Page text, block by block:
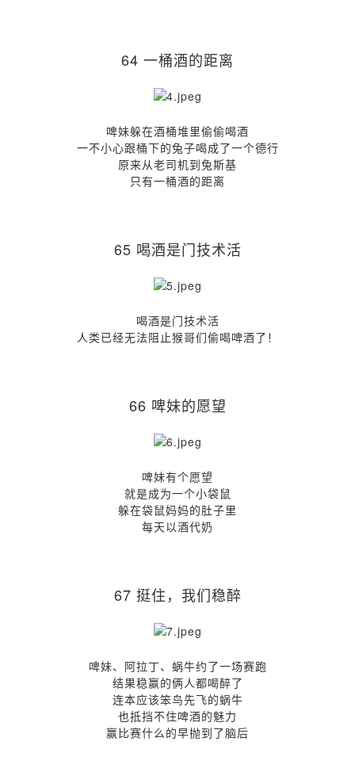
64 一桶酒的距离
啤妹躲在酒桶堆里偷偷喝酒
一不小心跟桶下的兔子喝成了一个德行
原来从老司机到兔斯基
只有一桶酒的距离
65 喝酒是门技术活
喝酒是门技术活
人类已经无法阻止猴哥们偷喝啤酒了！
66 啤妹的愿望
啤妹有个愿望
就是成为一个小袋鼠
躲在袋鼠妈妈的肚子里
每天以酒代奶
67 挺住，我们稳醉
啤妹、阿拉丁、蜗牛约了一场赛跑
结果稳赢的俩人都喝醉了
连本应该笨鸟先飞的蜗牛
也抵挡不住啤酒的魅力
赢比赛什么的早抛到了脑后